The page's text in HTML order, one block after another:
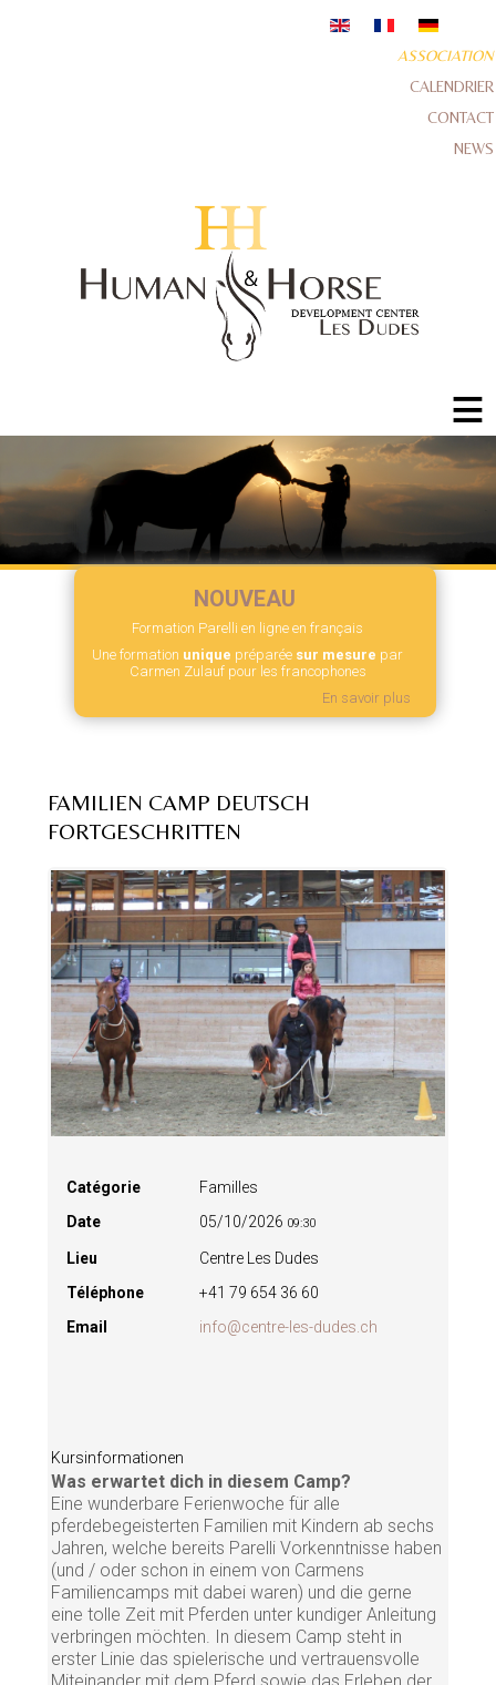
ASSOCIATION
CALENDRIER
CONTACT
NEWS
≡
NOUVEAU
Formation Parelli en ligne en français
Une formation unique préparée sur mesure par
Carmen Zulauf pour les francophones
En savoir plus
FAMILIEN CAMP DEUTSCH
FORTGESCHRITTEN
Catégorie
Familles
Date
05/10/2026 09:30
Lieu
Centre Les Dudes
Téléphone
+41 79 654 36 60
Email
info@centre-les-dudes.ch
Kursinformationen
Was erwartet dich in diesem Camp?
Eine wunderbare Ferienwoche für alle
pferdebegeisterten Familien mit Kindern ab sechs
Jahren, welche bereits Parelli Vorkenntnisse haben
(und / oder schon in einem von Carmens
Familiencamps mit dabei waren) und die gerne
eine tolle Zeit mit Pferden unter kundiger Anleitung
verbringen möchten. In diesem Camp steht in
erster Linie das spielerische und vertrauensvolle